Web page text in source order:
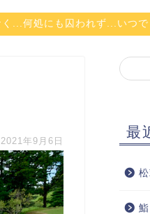
...何処にも囚われず...いつ
2021年9月6日
最
鮨